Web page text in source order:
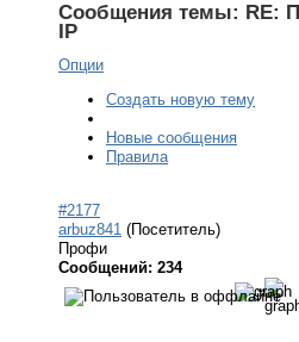
Сообщения темы: RE:
IP
Опции
Создать новую тему
Новые сообщения
Правила
#2177
arbuz841 (Посетитель)
Профи
Сообщений: 234